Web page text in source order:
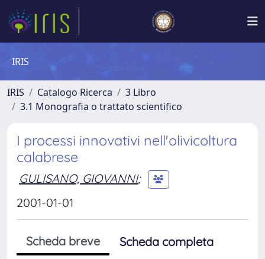
IRIS
IRIS Catalogo Ricerca
3 Libro
3.1 Monografia o trattato scientifico
I processi innovativi nell'olivicoltura
calabrese
GULISANO, GIOVANNI;
2001-01-01
Scheda breve
Scheda completa